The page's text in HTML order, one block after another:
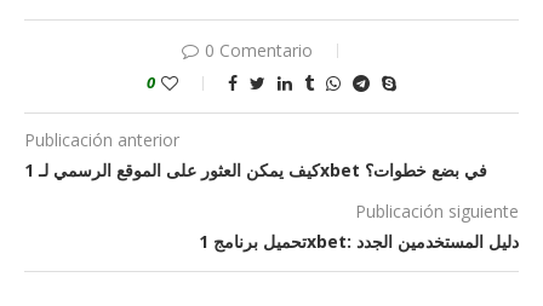
0 Comentario
0
Publicación anterior
كيف يمكن العثور على الموقع الرسمي لـ 1xbet في بضع خطوات؟
Publicación siguiente
تحميل برنامج 1xbet: دليل المستخدمين الجدد